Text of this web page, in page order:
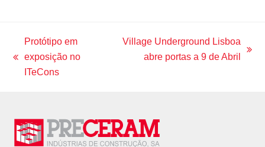
o
k
g
a
m
e
previous
Protótipo em
exposição no
ITeCons
Village Underground Lisboa
abre portas a 9 de Abril